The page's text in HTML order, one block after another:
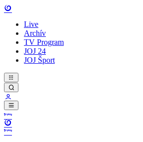
Live
Archív
TV Program
JOJ 24
JOJ Šport